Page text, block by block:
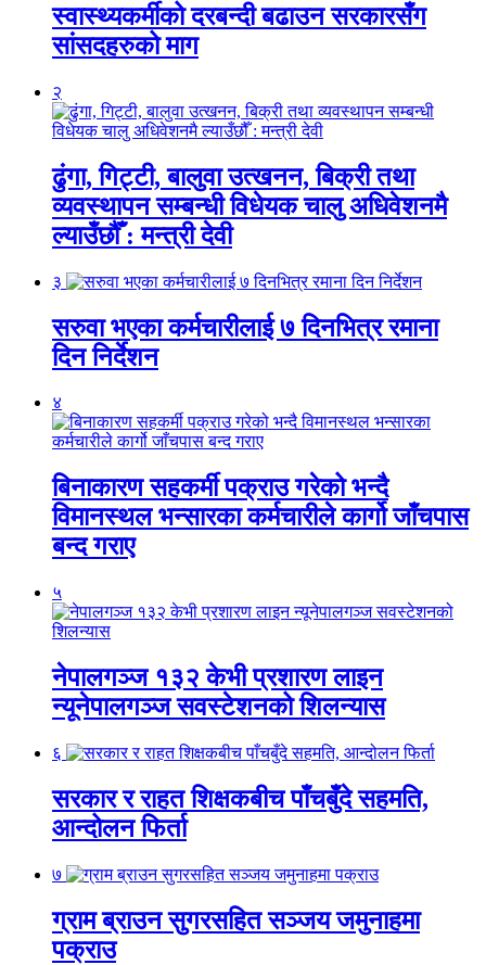
स्वास्थ्यकर्मीको दरबन्दी बढाउन सरकारसँग
सांसदहरुको माग
२
ढुंगा, गिट्टी, बालुवा उत्खनन, बिक्री तथा
व्यवस्थापन सम्बन्धी विधेयक चालु अधिवेशनमै
ल्याउँछौँ : मन्त्री देवी
३
सरुवा भएका कर्मचारीलाई ७ दिनभित्र रमाना
दिन निर्देशन
४
बिनाकारण सहकर्मी पक्राउ गरेको भन्दै
विमानस्थल भन्सारका कर्मचारीले कार्गो जाँचपास
बन्द गराए
५
नेपालगञ्ज १३२ केभी प्रशारण लाइन
न्यूनेपालगञ्ज सवस्टेशनको शिलन्यास
६
सरकार र राहत शिक्षकबीच पाँचबुँदे सहमति,
आन्दोलन फिर्ता
७
ग्राम ब्राउन सुगरसहित सञ्जय जमुनाहमा
पक्राउ